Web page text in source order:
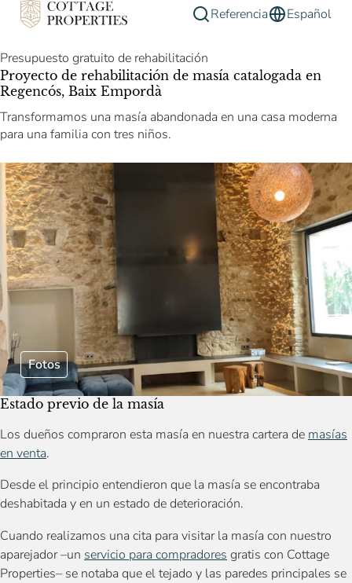
Referencia Español
Presupuesto gratuito de rehabilitación
Proyecto de rehabilitación de masía catalogada en
Regencós, Baix Empordà
Transformamos una masía abandonada en una casa moderna
para una familia con tres niños.
Fotos
Estado previo de la masía
Los dueños compraron esta masía en nuestra cartera de masías
en venta.
Desde el principio entendieron que la masía se encontraba
deshabitada y en un estado de deterioración.
Cuando realizamos una cita para visitar la masía con nuestro
aparejador –un servicio para compradores gratis con Cottage
Properties– se notaba que el tejado y las paredes principales se